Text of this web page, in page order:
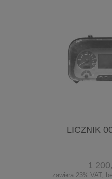
LICZNIK
1
zawiera 23% VAT,